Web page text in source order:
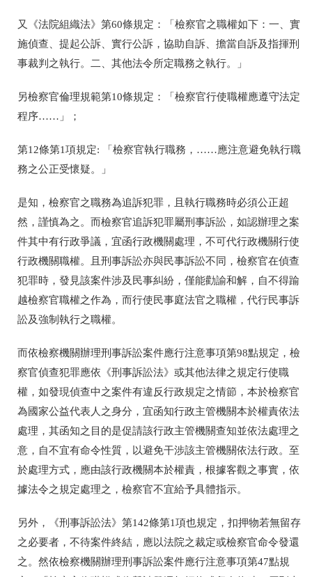
又《法院組織法》第60條規定：「檢察官之職權如下：一、實
施偵查、提起公訴、實行公訴，協助自訴、擔當自訴及指揮刑
事裁判之執行。二、其他法令所定職務之執行。」
另檢察官倫理規範第10條規定：「檢察官行使職權應遵守法定
程序……」；
第12條第1項規定: 「檢察官執行職務，……應注意避免執行職
務之公正受懷疑。」
是知 ， 檢察官之職務為追訴犯罪，且執行職務時必須公正超
然，謹慎為之。而檢察官追訴犯罪屬刑事訴訟，如認辦理之案
件其中有行政爭議，宜函行政機關處理，不可代行政機關行使
行政機關職權。且刑事訴訟亦與民事訴訟不同，檢察官在偵查
犯罪時，發見該案件涉及民事糾紛，僅能勸諭和解，自不得踰
越檢察官職權之作為，而行使民事庭法官之職權，代行民事訴
訟及強制執行之職權。
而依檢察機關辦理刑事訴訟案件應行注意事項第98點規定，檢
察官偵查犯罪應依《刑事訴訟法》或其他法律之規定行使職
權，如發現偵查中之案件有違反行政規定之情節，本於檢察官
為國家公益代表人之身分，宜函知行政主管機關本於權責依法
處理，其函知之目的是促請該行政主管機關查知並依法處理之
意，自不宜有命令性質，以避免干涉該主管機關依法行政。至
於處理方式，應由該行政機關本於權責，根據客觀之事實，依
據法令之規定處理之，檢察官不宜給予具體指示。
另外，《刑事訴訟法》第142條第1項也規定，扣押物若無留存
之必要者，不待案件終結，應以法院之裁定或檢察官命令發還
之。然依檢察機關辦理刑事訴訟案件應行注意事項第47點規